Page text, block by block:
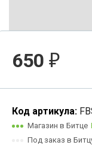
650 ₽
Код артикула:
Магазин в Битце
Под заказ в